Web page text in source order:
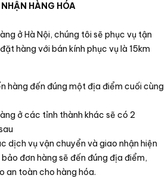
HÀNG HÓA
ở Hà Nội, chúng tôi sẽ phục vụ tận
hàng với bán kính phục vụ là 15km
hàng đến đúng một địa điểm cuối cùng
ở các tỉnh thành khác sẽ có 2
dịch vụ vận chuyển và giao nhận hiện
đơn hàng sẽ đến đúng địa điểm,
an toàn cho hàng hóa.